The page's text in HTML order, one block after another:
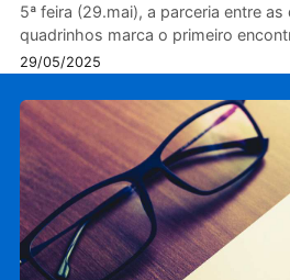
5ª feira (29.mai), a parceria entre
quadrinhos marca o primeiro
29/05/2025